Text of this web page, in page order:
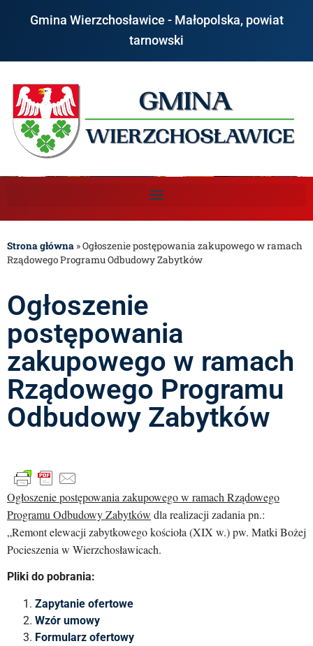
Gmina Wierzchosławice - Małopolska, powiat
tarnowski
Strona główna »Ogłoszenie postępowania zakupowego w ramach
Rządowego Programu Odbudowy Zabytków
Ogłoszenie
postępowania
zakupowego w ramach
Rządowego Programu
Odbudowy Zabytków
Ogłoszenie postępowania zakupowego w ramach Rządowego
Programu Odbudowy Zabytków dla realizacji zadania pn.:
„Remont elewacji zabytkowego kościoła (XIX w.) pw. Matki Bożej
Pocieszenia w Wierzchosławicach.
Pliki do pobrania:
Zapytanie ofertowe
Wzór umowy
Formularz ofertowy